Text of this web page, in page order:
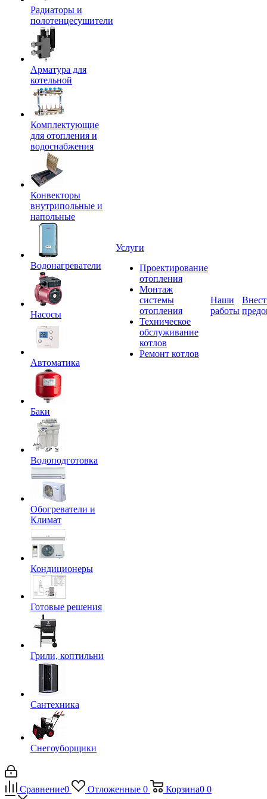
Радиаторы и
полотенцесушители
Арматура для
котельной
Комплектующие
для отопления и
водоснабжения
Конвекторы
внутрипольные и
напольные
Водонагреватели
Насосы
Автоматика
Баки
Водоподготовка
Обогреватели и
Климат
Кондиционеры
Готовые решения
Грили, коптильни
Сантехника
Снегоуборщики
Услуги
Проектирование
отопления
Монтаж
системы
отопления
Техническое
обслуживание
котлов
Ремонт котлов
Наши
работы
Сравнение0 Отложенные 0 Корзина0 0